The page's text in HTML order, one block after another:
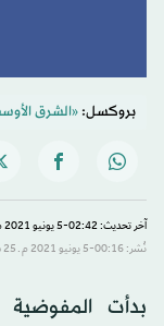
بروكسل:«الشرق
آخر تحديث: 02:42-5 يونيو 2021 م ـ 25 شوّال 1442 هـ
نُشر: 00:16-5 يونيو 2021 م ـ 25 شوّال 1442 هـ
بدأت المفوضية